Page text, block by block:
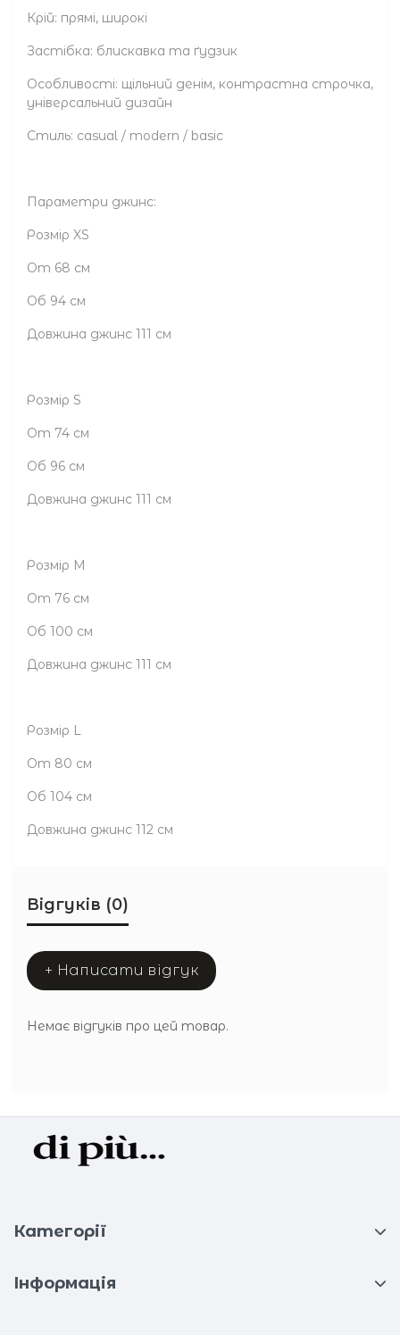
Крій: прямі, широкі
Застібка: блискавка та ґудзик
Особливості: щільний денім, контрастна строчка,
універсальний дизайн
Стиль: casual / modern / basic
Параметри джинс:
Розмір XS
От 68 см
Об 94 см
Довжина джинс 111 см
Розмір S
От 74 см
Об 96 см
Довжина джинс 111 см
Розмір М
От 76 см
Об 100 см
Довжина джинс 111 см
Розмір L
От 80 см
Об 104 см
Довжина джинс 112 см
Відгуків (0)
+ Написати відгук
Немає відгуків про цей товар.
Категорії
Інформація